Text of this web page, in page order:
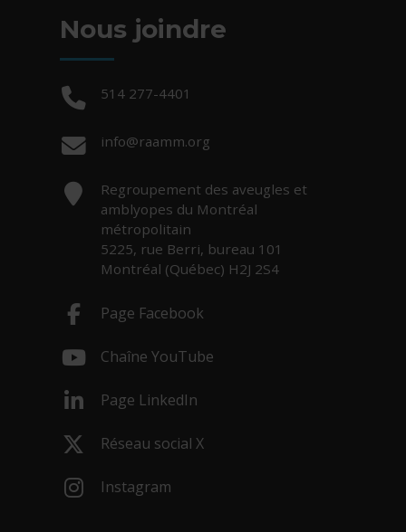
Nous joindre
Téléphone :
514 277-4401
Courriel :
info@raamm.org
Adresse :
Regroupement des aveugles et
amblyopes du Montréal
métropolitain
5225, rue Berri, bureau 101
Montréal (Québec) H2J 2S4
Page Facebook
Chaîne YouTube
Page LinkedIn
Réseau social X
Instagram